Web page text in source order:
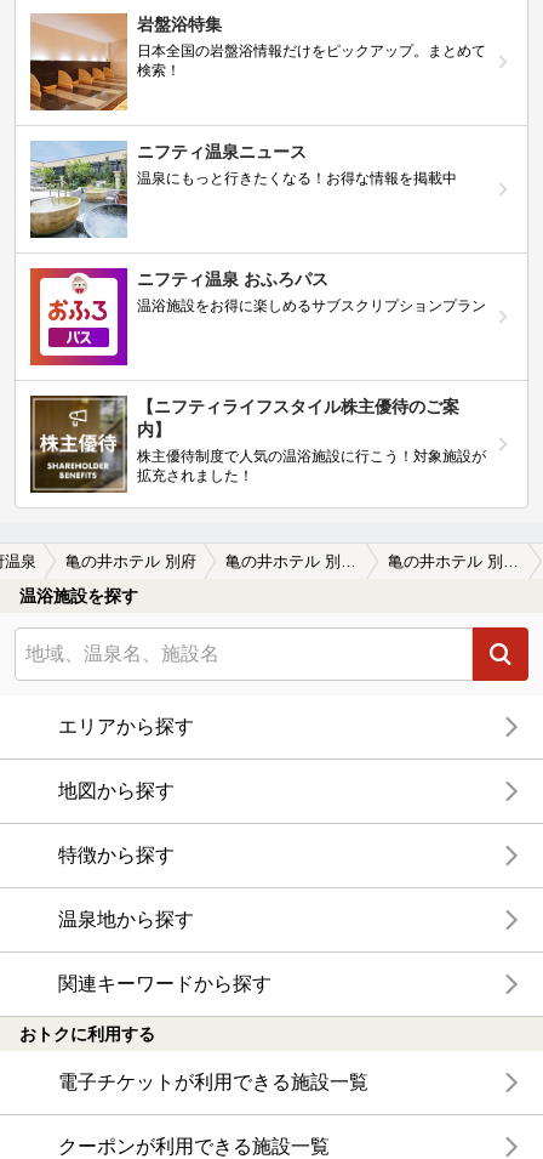
岩盤浴特集
日本全国の岩盤浴情報だけをピックアップ。まとめて
検索！
ニフティ温泉ニュース
温泉にもっと行きたくなる！お得な情報を掲載中
ニフティ温泉 おふろパス
温浴施設をお得に楽しめるサブスクリプションプラン
【ニフティライフスタイル株主優待のご案
内】
株主優待制度で人気の温浴施設に行こう！対象施設が
拡充されました！
温泉 亀の井ホテル 別府 亀の井ホテル 別府の口コミ一覧 亀の井ホテル 別府の口コミ 大きな大浴場
温浴施設を探す
エリアから探す
地図から探す
特徴から探す
温泉地から探す
関連キーワードから探す
おトクに利用する
電子チケットが利用できる施設一覧
クーポンが利用できる施設一覧